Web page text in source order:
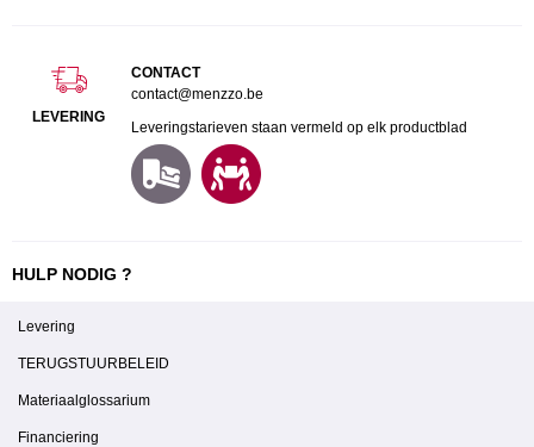
LEVERING
CONTACT
contact@menzzo.be
Leveringstarieven staan vermeld op elk productblad
HULP NODIG ?
Levering
TERUGSTUURBELEID
Materiaalglossarium
Financiering